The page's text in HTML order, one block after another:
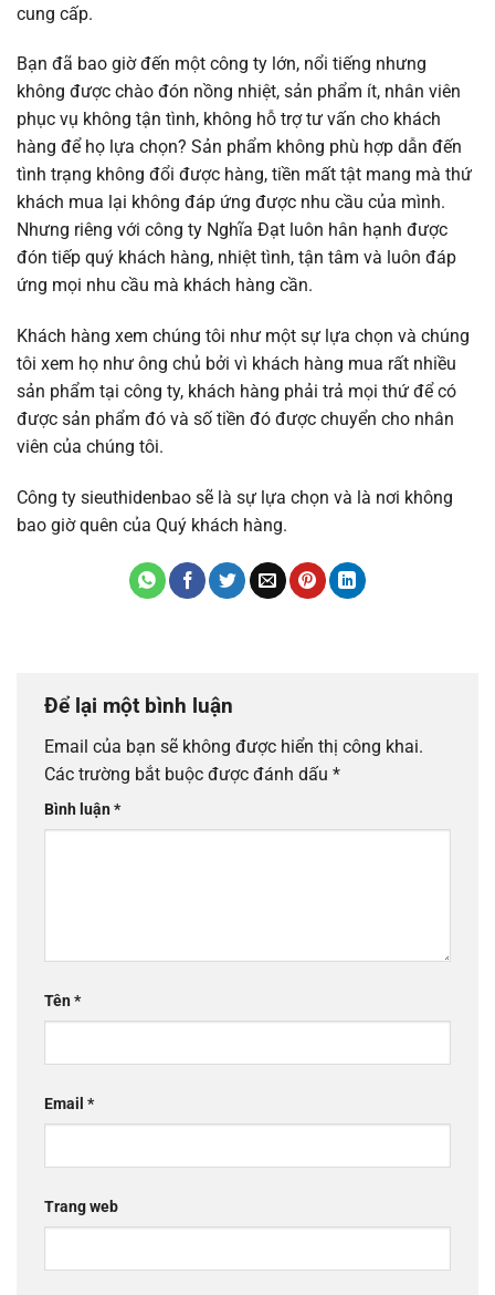
cung cấp.
Bạn đã bao giờ đến một công ty lớn, nổi tiếng nhưng
không được chào đón nồng nhiệt, sản phẩm ít, nhân viên
phục vụ không tận tình, không hỗ trợ tư vấn cho khách
hàng để họ lựa chọn? Sản phẩm không phù hợp dẫn đến
tình trạng không đổi được hàng, tiền mất tật mang mà thứ
khách mua lại không đáp ứng được nhu cầu của mình.
Nhưng riêng với công ty Nghĩa Đạt luôn hân hạnh được
đón tiếp quý khách hàng, nhiệt tình, tận tâm và luôn đáp
ứng mọi nhu cầu mà khách hàng cần.
Khách hàng xem chúng tôi như một sự lựa chọn và chúng
tôi xem họ như ông chủ bởi vì khách hàng mua rất nhiều
sản phẩm tại công ty, khách hàng phải trả mọi thứ để có
được sản phẩm đó và số tiền đó được chuyển cho nhân
viên của chúng tôi.
Công ty sieuthidenbao sẽ là sự lựa chọn và là nơi không
bao giờ quên của Quý khách hàng.
Để lại một bình luận
Email của bạn sẽ không được hiển thị công khai.
Các trường bắt buộc được đánh dấu *
Bình luận*
Tên*
Email *
Trang web